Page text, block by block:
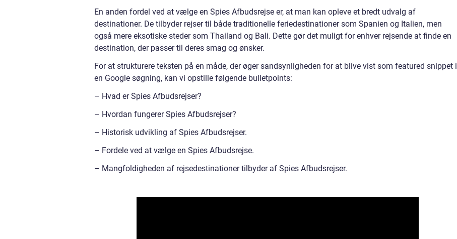
En anden fordel ved at vælge en Spies Afbudsrejse er, at man kan opleve et bredt udvalg af
destinationer. De tilbyder rejser til både traditionelle feriedestinationer som Spanien og Italien, men
også mere eksotiske steder som Thailand og Bali. Dette gør det muligt for enhver rejsende at finde en
destination, der passer til deres smag og ønsker.
For at strukturere teksten på en måde, der øger sandsynligheden for at blive vist som featured snippet i
en Google søgning, kan vi opstille følgende bulletpoints:
– Hvad er Spies Afbudsrejser?
– Hvordan fungerer Spies Afbudsrejser?
– Historisk udvikling af Spies Afbudsrejser.
– Fordele ved at vælge en Spies Afbudsrejse.
– Mangfoldigheden af rejsedestinationer tilbyder af Spies Afbudsrejser.